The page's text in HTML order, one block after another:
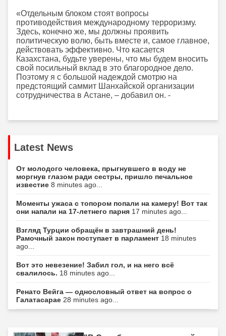
«Отдельным блоком стоят вопросы
противодействия международному терроризму.
Здесь, конечно же, мы должны проявить
политическую волю, быть вместе и, самое главное,
действовать эффективно. Что касается
Казахстана, будьте уверены, что мы будем вносить
свой посильный вклад в это благородное дело.
Поэтому я с большой надеждой смотрю на
предстоящий саммит Шанхайской организации
сотрудничества в Астане, – добавил он. -
Latest News
От молодого человека, прыгнувшего в воду не
моргнув глазом ради сестры, пришло печальное
известие 8 minutes ago...
Моменты ужаса с топором попали на камеру! Вот так
они напали на 17-летнего парня 17 minutes ago...
Взгляд Турции обращён в завтрашний день!
Рамочный закон поступает в парламент 18 minutes
ago...
Вот это невезение! Забил гол, и на него всё
свалилось. 18 minutes ago...
Ренато Вейга — однословный ответ на вопрос о
Галатасарае 28 minutes ago...